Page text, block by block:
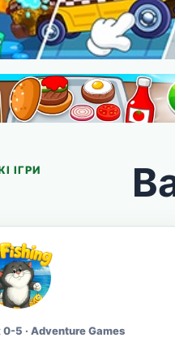
ІГРИ
0-5 · Adventure Games